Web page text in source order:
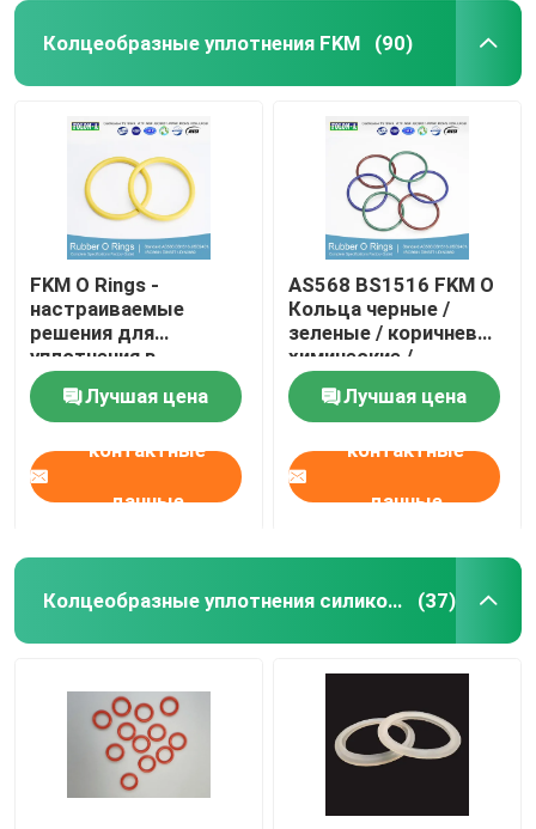
Колцеобразные уплотнения FKM (90)
FKM O Rings -
настраиваемые
решения для
уплотнения в
требовательных
условияхЛучшая цена
контактные
данные
AS568 BS1516 FKM O
Кольца черные /
зеленые / коричневые
химические /
нефтяные
устойчивые к
ультрафиолету
Лучшая цена
контактные
данные
Колцеобразные уплотнения силикона (37)